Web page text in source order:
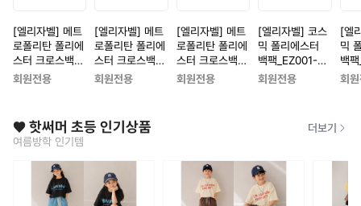
[엘리자벨] 메트
로폴리탄 폴리에
스터 크로스백_E
Z005-BK[블랙]
회원전용
[엘리자벨] 메트
로폴리탄 폴리에
스터 크로스백_E
Z005-SV[실버]
회원전용
[엘리자벨] 메트
로폴리탄 폴리에
스터 크로스백_E
Z005-WH[화이
회원전용
[엘리자벨] 코스
믹 폴리에스터
백팩_EZ001-B
K[블랙]
회원전용
[엘
믹
백
V[
회
❤️ 핫써머 초등 인기상품
여름방학 인기템
더보기